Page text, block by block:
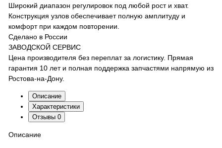
Широкий диапазон регулировок под любой рост и хват.
Конструкция узлов обеспечивает полную амплитуду и
комфорт при каждом повторении.
Сделано в России
ЗАВОДСКОЙ СЕРВИС
Цена производителя без переплат за логистику. Прямая
гарантия 10 лет и полная поддержка запчастями напрямую из
Ростова-на-Дону.
Описание
Характеристики
Отзывы 0
Описание